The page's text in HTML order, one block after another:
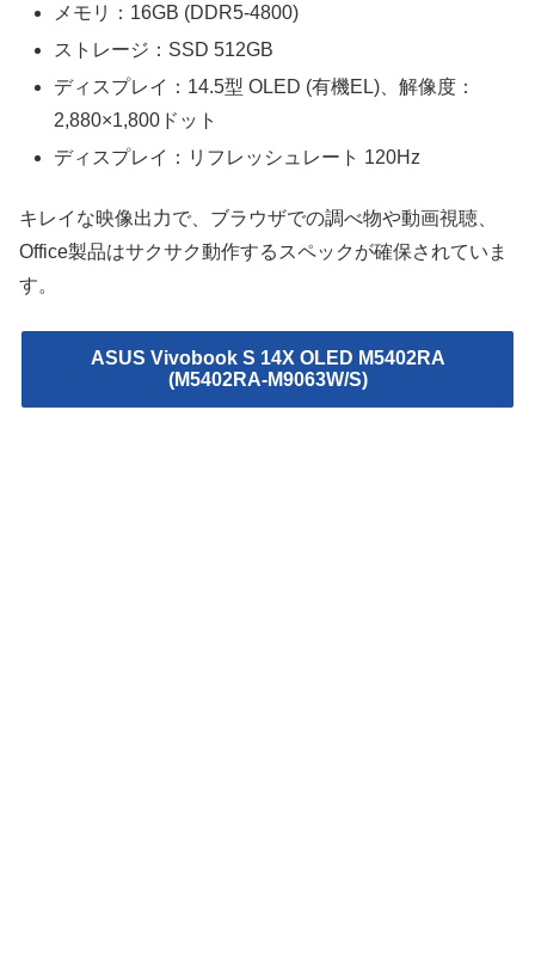
メモリ：16GB (DDR5-4800)
ストレージ：SSD 512GB
ディスプレイ：14.5型 OLED (有機EL)、解像度：
2,880×1,800ドット
ディスプレイ：リフレッシュレート 120Hz
キレイな映像出力で、ブラウザでの調べ物や動画視聴、
Office製品はサクサク動作するスペックが確保されていま
す。
ASUS Vivobook S 14X OLED M5402RA
(M5402RA-M9063W/S)